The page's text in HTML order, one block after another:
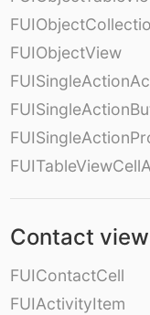
FUIObjectView
Contact
FUIContactCell
FUIActivityItem